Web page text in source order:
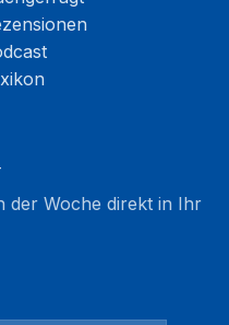
der Woche direkt in Ihr